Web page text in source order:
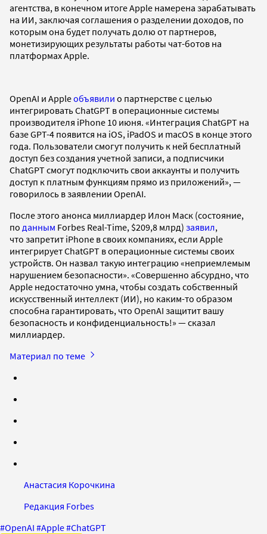
агентства, в конечном итоге Apple намерена зарабатывать
на ИИ, заключая соглашения о разделении доходов, по
которым она будет получать долю от партнеров,
монетизирующих результаты работы чат-ботов на
платформах Apple.
OpenAI и Appleобъявили о партнерстве с целью
интегрировать ChatGPT в операционные системы
производителя iPhone 10 июня. «Интеграция ChatGPT на
базе GPT-4 появится на iOS, iPadOS и macOS в конце этого
года. Пользователи смогут получить к ней бесплатный
доступ без создания учетной записи, а подписчики
ChatGPT смогут подключить свои аккаунты и получить
доступ к платным функциям прямо из приложений», —
говорилось в заявлении OpenAI.
После этого анонса миллиардер Илон Маск (состояние,
по данным Forbes Real-Time, $209,8 млрд) заявил,
что запретит iPhone в своих компаниях, если Apple
интегрирует ChatGPT в операционные системы своих
устройств. Он назвал такую интеграцию «неприемлемым
нарушением безопасности». «Совершенно абсурдно, что
Apple недостаточно умна, чтобы создать собственный
искусственный интеллект (ИИ), но каким-то образом
способна гарантировать, что OpenAI защитит вашу
безопасность и конфиденциальность!» — сказал
миллиардер.
Материал по теме
Анастасия Корочкина
Редакция Forbes
#OpenAI #Apple#ChatGPT